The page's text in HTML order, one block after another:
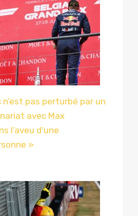
n’est pas perturbé par un
avec Max
l’aveu d’une
»